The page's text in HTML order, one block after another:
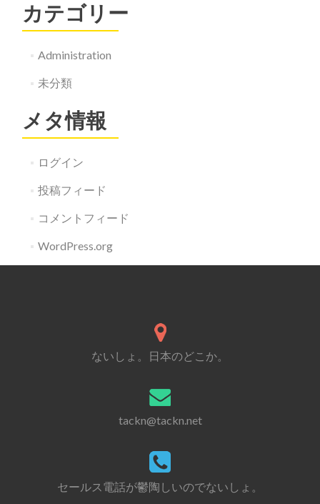
カテゴリー
Administration
未分類
メタ情報
ログイン
投稿フィード
コメントフィード
WordPress.org
ないしょ。日本のどこか。
tackn@tackn.net
セールス電話が鬱陶しいのでないしょ。